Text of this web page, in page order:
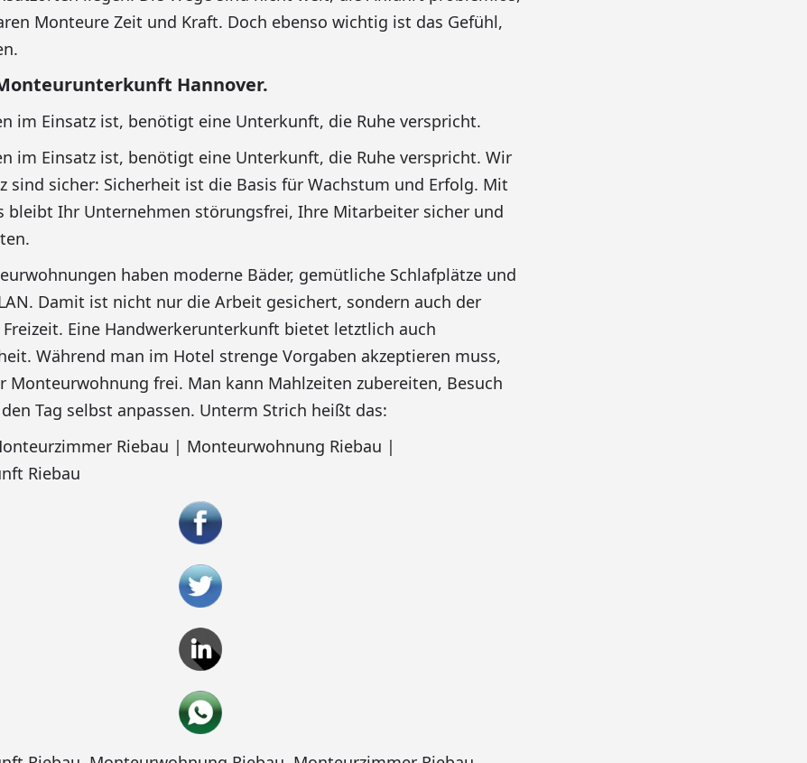
Monteure Zeit und Kraft. Doch ebenso wichtig ist das Gefühl,
Hannover.
im Einsatz ist, benötigt eine Unterkunft, die Ruhe verspricht.
im Einsatz ist, benötigt eine Unterkunft, die Ruhe verspricht. Wir
sind sicher: Sicherheit ist die Basis für Wachstum und Erfolg. Mit
bleibt Ihr Unternehmen störungsfrei, Ihre Mitarbeiter sicher und
haben moderne Bäder, gemütliche Schlafplätze und
Damit ist nicht nur die Arbeit gesichert, sondern auch der
Eine Handwerkerunterkunft bietet letztlich auch
Während man im Hotel strenge Vorgaben akzeptieren muss,
Monteurwohnung frei. Man kann Mahlzeiten zubereiten, Besuch
Tag selbst anpassen. Unterm Strich heißt das:
Riebau | Monteurwohnung Riebau |
Riebau